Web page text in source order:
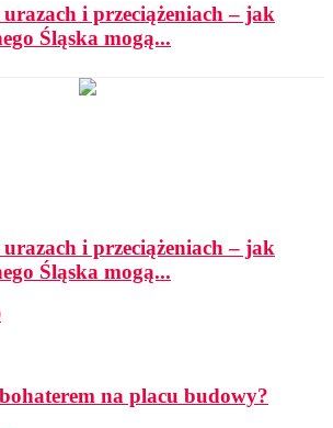
i przeciążeniach – jak
Śląska mogą...
i przeciążeniach – jak
Śląska mogą...
na placu budowy?